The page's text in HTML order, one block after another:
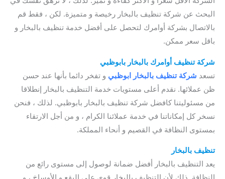
البحث عن شركة تنظيف بالبخار رخيصة و متميزة. لكن ، فقط قم
بالاتصال بشركة أوامرك لتحصل على أفضل خدمة تنظيف بالبخار و
باقل سعر ممكن.
شركة تنظيف أوامرك بالبخار بابوظبي
تسعد شركة تنظيف بالبخار ابوظبي و تفخر دائما بأنها عند حسن
ظن عملائها. نقدم أعلى مستويات خدمة التنظيف بالبخار إنطلاقا
من مسئوليتنا كافضل شركة تنظيف بالبخار بابوظبي. لذلك ، فنحن
نسخر كل إمكاناتنا في خدمة عملائنا الكرام ، و من أجل الارتقاء
بمستوى النظافة في القصيم و أنحاء المملكة.
تنظيف بالبخار
يعد التنظيف بالبخار أفضل ضمانة لوصول إلى مستوى رائع من